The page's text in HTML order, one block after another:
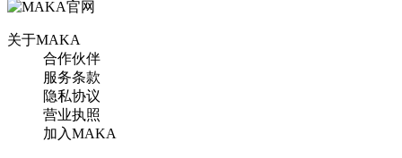
关于MAKA
合作伙伴
服务条款
隐私协议
营业执照
加入MAKA